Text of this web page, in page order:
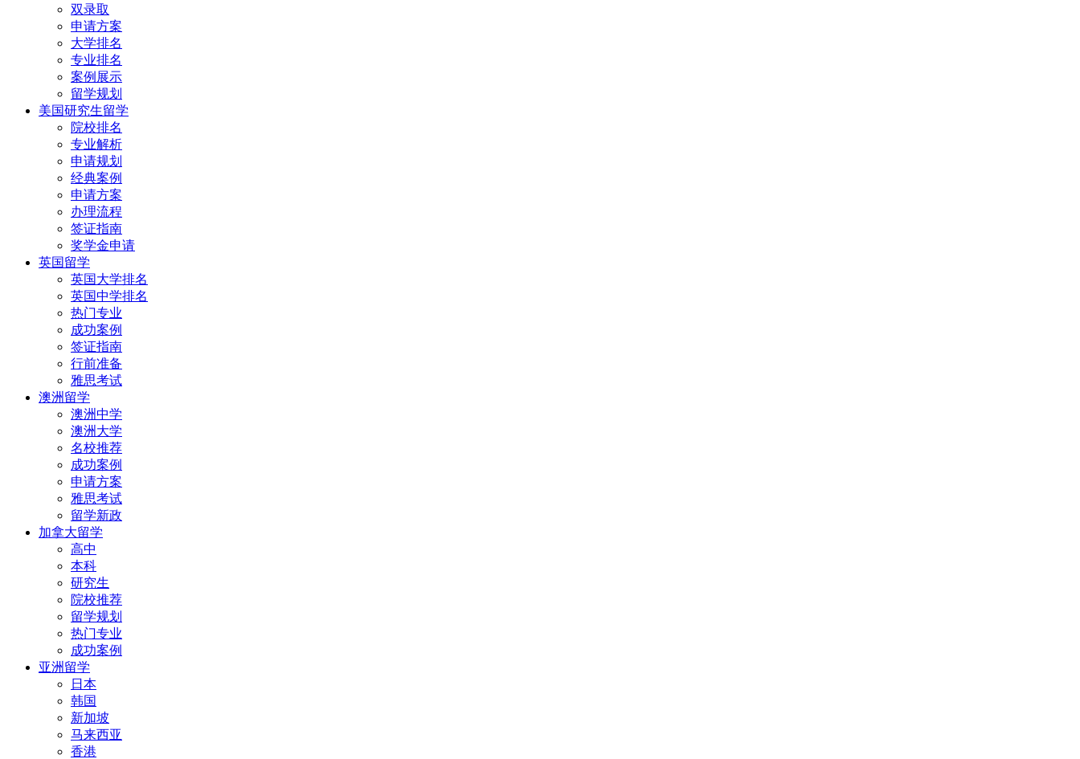
双录取
申请方案
大学排名
专业排名
案例展示
留学规划
美国研究生留学
院校排名
专业解析
申请规划
经典案例
申请方案
办理流程
签证指南
奖学金申请
英国留学
英国大学排名
英国中学排名
热门专业
成功案例
签证指南
行前准备
雅思考试
澳洲留学
澳洲中学
澳洲大学
名校推荐
成功案例
申请方案
雅思考试
留学新政
加拿大留学
高中
本科
研究生
院校推荐
留学规划
热门专业
成功案例
亚洲留学
日本
韩国
新加坡
马来西亚
香港